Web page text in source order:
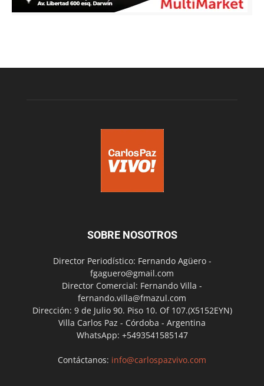
SOBRE NOSOTROS
Director Periodístico: Fernando Agüero -
fgaguero@gmail.com
Director Comercial: Fernando Villa -
fernando.villa@fmazul.com
Dirección: 9 de Julio 90. Piso 10. Of 107.(X5152EYN)
Villa Carlos Paz - Córdoba - Argentina
WhatsApp: +5493541585147
Contáctanos: info@carlospazvivo.com